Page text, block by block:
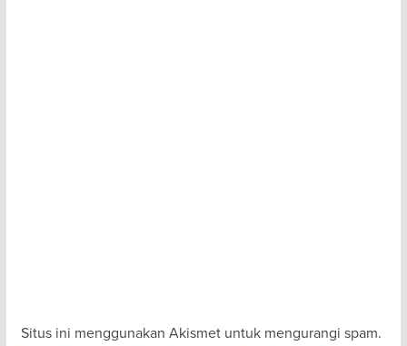
Situs ini menggunakan Akismet untuk mengurangi spam.